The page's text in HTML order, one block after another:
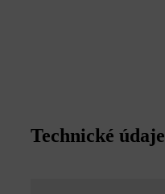
Technické údaje